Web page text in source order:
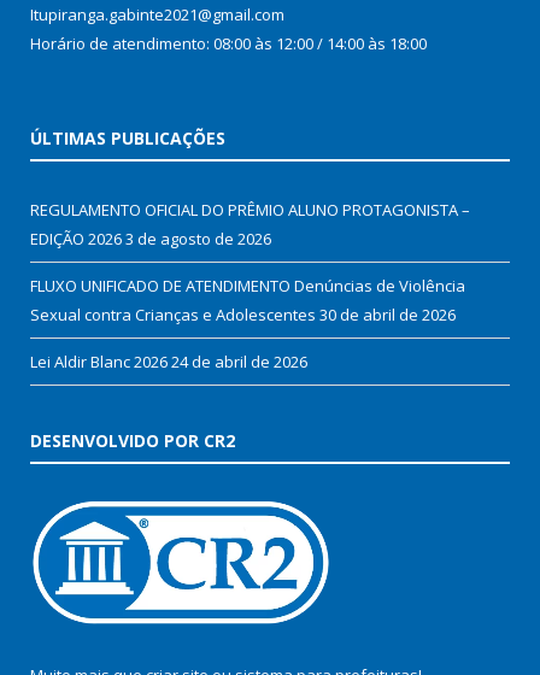
Itupiranga.gabinte2021@gmail.com
Horário de atendimento: 08:00 às 12:00 / 14:00 às 18:00
ÚLTIMAS PUBLICAÇÕES
REGULAMENTO OFICIAL DO PRÊMIO ALUNO PROTAGONISTA –
EDIÇÃO 20263 de agosto de 2026
FLUXO UNIFICADO DE ATENDIMENTO Denúncias de Violência
Sexual contra Crianças e Adolescentes 30 de abril de 2026
Lei Aldir Blanc 202624 de abril de 2026
DESENVOLVIDO POR CR2